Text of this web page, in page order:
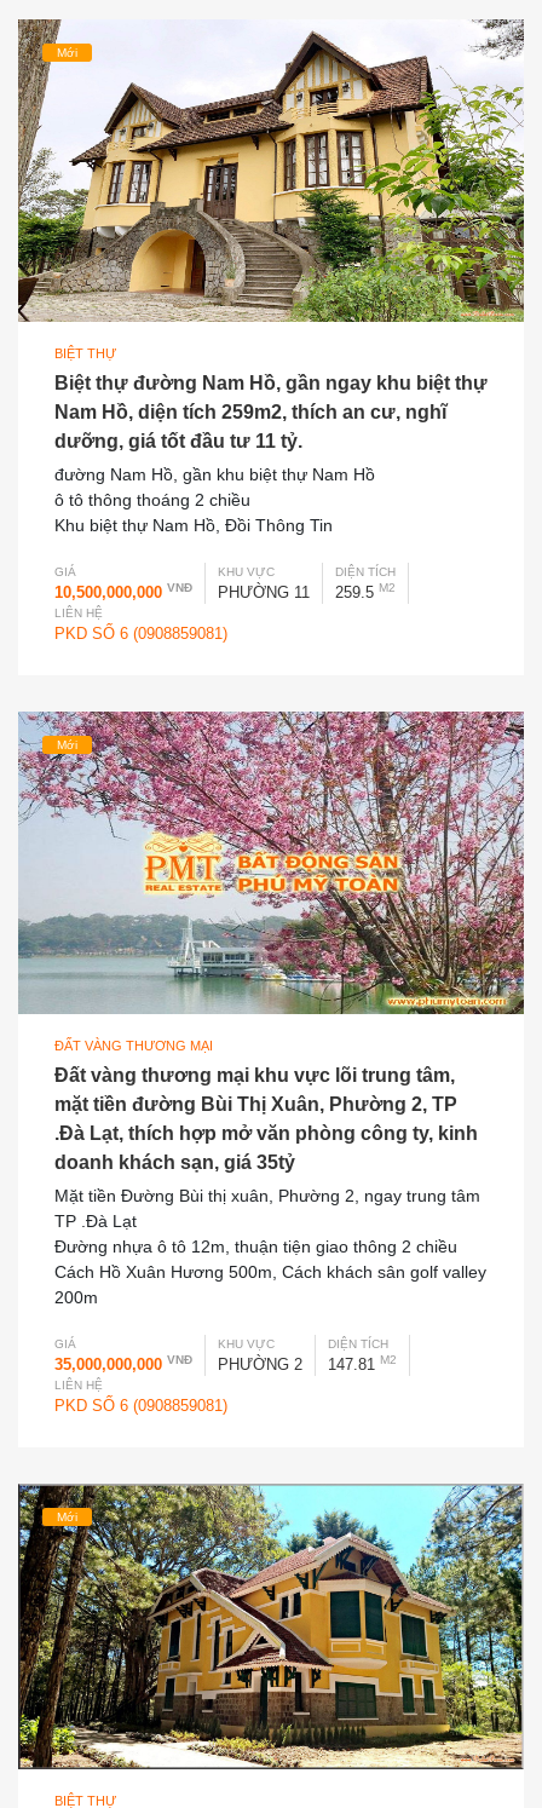
Mới
BIỆT THỰ
Biệt thự đường Nam Hồ, gần ngay khu biệt thự
Nam Hồ, diện tích 259m2, thích an cư, nghĩ
dưỡng, giá tốt đầu tư 11 tỷ.
đường Nam Hồ, gần khu biệt thự Nam Hồ
ô tô thông thoáng 2 chiều
Khu biệt thự Nam Hồ, Đồi Thông Tin
GIÁ
10,500,000,000 VNĐ
KHU VỰC
PHƯỜNG 11
DIỆN TÍCH
259.5 M2
LIÊN HỆ
PKD SỐ 6 (0908859081)
Mới
ĐẤT VÀNG THƯƠNG MẠI
Đất vàng thương mại khu vực lõi trung tâm,
mặt tiền đường Bùi Thị Xuân, Phường 2, TP
.Đà Lạt, thích hợp mở văn phòng công ty, kinh
doanh khách sạn, giá 35tỷ
Mặt tiền Đường Bùi thị xuân, Phường 2, ngay trung tâm
TP .Đà Lạt
Đường nhựa ô tô 12m, thuận tiện giao thông 2 chiều
Cách Hồ Xuân Hương 500m, Cách khách sân golf valley
200m
GIÁ
35,000,000,000 VNĐ
KHU VỰC
PHƯỜNG 2
DIỆN TÍCH
147.81 M2
LIÊN HỆ
PKD SỐ 6 (0908859081)
Mới
BIỆT THỰ